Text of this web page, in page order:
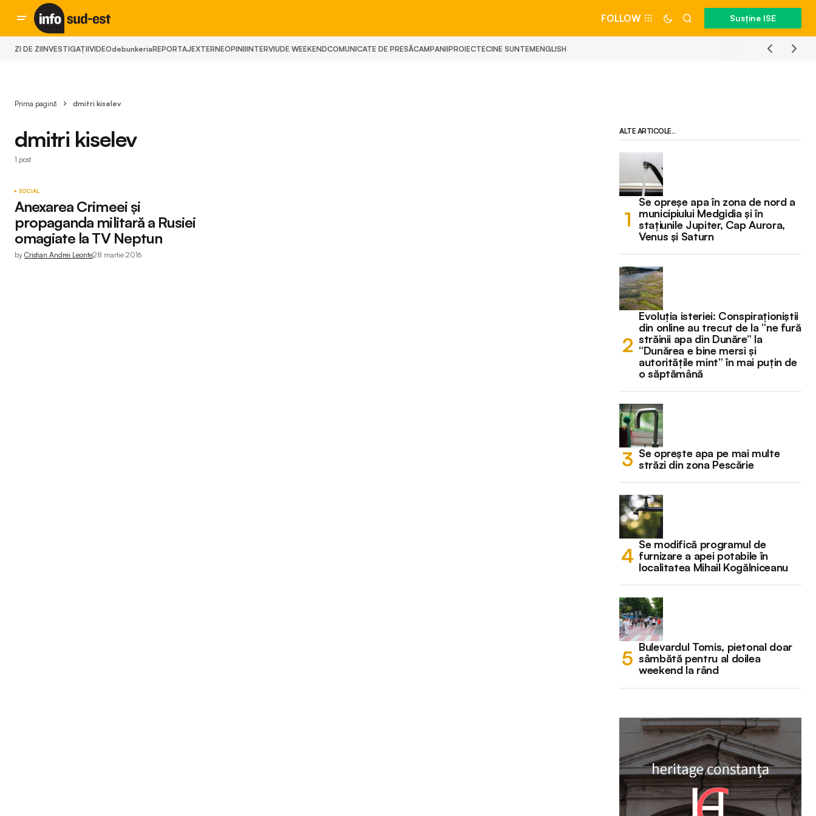
FOLLOW Susține ISE
ZI DE ZIINVESTIGAȚIIVIDEOdebunkeriaREPORTAJEXTERNEOPINIIINTERVIUDE WEEKENDCOMUNICATE DE PRESĂCAMPANIIPROIECTECINE SUNTEMENGLISH
Prima pagină dmitri kiselev
dmitri kiselev
1 post
SOCIAL
Anexarea Crimeei și
propaganda militară a Rusiei
omagiate la TV Neptun
by Cristian Andrei Leonte28 martie 2016
ALTE ARTICOLE...
Se opreșe apa în zona de nord a
municipiului Medgidia și în
stațiunile Jupiter, Cap Aurora,
Venus și Saturn
Evoluția isteriei: Conspiraționiștii
din online au trecut de la “ne fură
străinii apa din Dunăre” la
“Dunărea e bine mersi și
autoritățile mint” în mai puțin de
o săptămână
Se oprește apa pe mai multe
străzi din zona Pescărie
Se modifică programul de
furnizare a apei potabile în
localitatea Mihail Kogălniceanu
Bulevardul Tomis, pietonal doar
sâmbătă pentru al doilea
weekend la rând